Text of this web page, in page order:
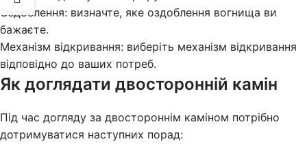
Оздоблення: визначте, яке оздоблення вогнища ви
бажаєте.
Механізм відкривання: виберіть механізм відкривання
відповідно до ваших потреб.
Як доглядати двосторонній камін
Під час догляду за двостороннім каміном потрібно
дотримуватися наступних порад: